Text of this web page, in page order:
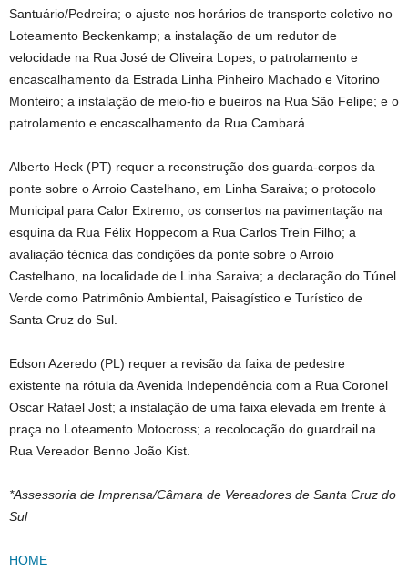
Santuário/Pedreira; o ajuste nos horários de transporte coletivo no
Loteamento Beckenkamp; a instalação de um redutor de
velocidade na Rua José de Oliveira Lopes; o patrolamento e
encascalhamento da Estrada Linha Pinheiro Machado e Vitorino
Monteiro; a instalação de meio-fio e bueiros na Rua São Felipe; e o
patrolamento e encascalhamento da Rua Cambará.
Alberto Heck (PT) requer a reconstrução dos guarda-corpos da
ponte sobre o Arroio Castelhano, em Linha Saraiva; o protocolo
Municipal para Calor Extremo; os consertos na pavimentação na
esquina da Rua Félix Hoppecom a Rua Carlos Trein Filho; a
avaliação técnica das condições da ponte sobre o Arroio
Castelhano, na localidade de Linha Saraiva; a declaração do Túnel
Verde como Patrimônio Ambiental, Paisagístico e Turístico de
Santa Cruz do Sul.
Edson Azeredo (PL) requer a revisão da faixa de pedestre
existente na rótula da Avenida Independência com a Rua Coronel
Oscar Rafael Jost; a instalação de uma faixa elevada em frente à
praça no Loteamento Motocross; a recolocação do guardrail na
Rua Vereador Benno João Kist.
*Assessoria de Imprensa/Câmara de Vereadores de Santa Cruz do
Sul
HOME